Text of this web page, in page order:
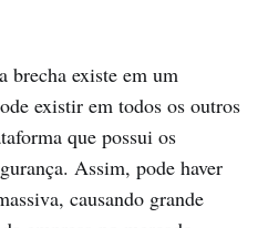
brecha existe em um
existir em todos os outros
que possui os
Assim, pode haver
causando grande